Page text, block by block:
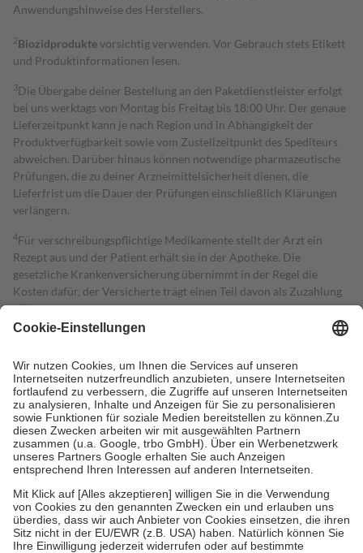
Anwendungshinweise des Herstellers.
2Biozidproduktevorsichtig verwenden. Vor Gebrauch stets Etikett
und Produktinformationen lesen.
3Die Übergabe deiner Bestellung an den Paketdienstleister erfolgt
bei uns werktags von Montag bis Freitag bis 18:00 Uhr. Der genaue
Lieferzeitpunkt kann je nach Region und in Abhängigkeit der
Produktverfügbarkeit sowie vom Zustellzeitpunkt des Spediteurs
abweichen. Darüber hinaus können notwendige pharmazeutische
Prüfungen, die zu deiner Arzneimittelsicherheit dienen, die
Lieferfrist um die Dauer der Prüfungen einschließlich Klärungen
verlängern.
4Für verschreibungspflichtige Medikamente stellt der Arzt ein
Rezept aus und der Patient erhält sie in der Apotheke. Die
gesetzliche Krankenversicherung übernimmt in der Regel die
Kosten dafür, der Versicherte trägt einen Teil davon als Zuzahlung
mit.
Grundsätzlich leisten Mitglieder Zuzahlungen in Höhe von zehn
höchstens zehn Euro.
Es sind jedoch nie mehr als die tatsächlichen
Kosten der Leistung zu entrichten.
Diese Regeln gelten grundsätzlich auch für Online-Apotheken.
Bei Heilmitteln und häuslicher Krankenpflege beträgt die
Zuzahlung zehn Prozent der Kosten sowie zehn Euro je
Verordnung.
Um das Engagement der Versicherten für ihre eigene Gesundheit zu
stärken und die besondere Stellung der Familie zu unterstützen,
fallenkeine Zuzahlungenan bei:
• Kindern und Jugendlichen bis zum vollendeten 18. Lebensjahr
mit Ausnahme der Fahrkosten
• Untersuchungen zur Vorsorge und Früherkennung, die von der